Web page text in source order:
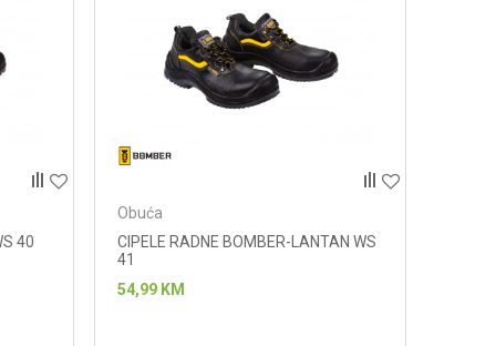
40
Obuća
CIPELE RADNE BOMBER-LANTAN WS
41
54,99 KM